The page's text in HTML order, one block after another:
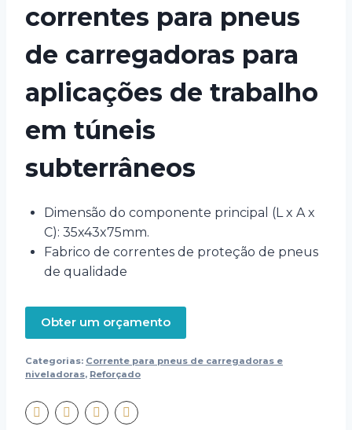
correntes para pneus
de carregadoras para
aplicações de trabalho
em túneis
subterrâneos
Dimensão do componente principal (L x A x
C): 35x43x75mm.
Fabrico de correntes de proteção de pneus
de qualidade
Obter um orçamento
Categorias: Corrente para pneus de carregadoras e
niveladoras, Reforçado